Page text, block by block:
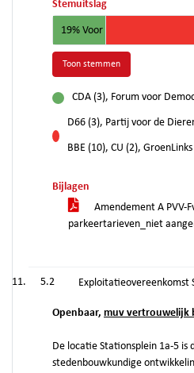
Stemuitslag
19% Voor
Toon stemmen
CDA (3), Forum voor
tegen
D66 (3), Partij voor de
BBE (10), CU (2),
Bijlagen
Amendement A PVV-
parkeertarieven_niet
5.2 Exploitatieovereenkomst
Openbaar, muv vertrouwelijk
De locatie Stationsplein 1a-5 is
stedenbouwkundige